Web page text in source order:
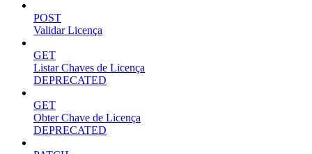
POST
Validar Licença
GET
Listar Chaves de Licença
DEPRECATED
GET
Obter Chave de Licença
DEPRECATED